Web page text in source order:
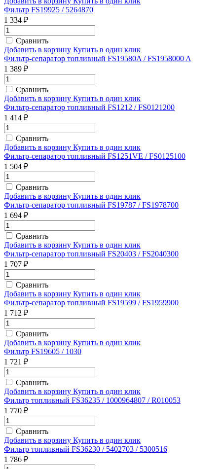
Фильтр FS19925 / 5264870
1 334 ₽
Сравнить
Добавить в корзину Купить в один клик
Фильтр-сепаратор топливный FS19580A / FS1958000 A
1 389 ₽
Сравнить
Добавить в корзину Купить в один клик
Фильтр-сепаратор топливный FS1212 / FS0121200
1 414 ₽
Сравнить
Добавить в корзину Купить в один клик
Фильтр-сепаратор топливный FS1251VE / FS0125100
1 504 ₽
Сравнить
Добавить в корзину Купить в один клик
Фильтр-сепаратор топливный FS19787 / FS1978700
1 694 ₽
Сравнить
Добавить в корзину Купить в один клик
Фильтр-сепаратор топливный FS20403 / FS2040300
1 707 ₽
Сравнить
Добавить в корзину Купить в один клик
Фильтр-сепаратор топливный FS19599 / FS1959900
1 712 ₽
Сравнить
Добавить в корзину Купить в один клик
Фильтр FS19605 / 1030
1 721 ₽
Сравнить
Добавить в корзину Купить в один клик
Фильтр топливный FS36235 / 1000964807 / R010053
1 770 ₽
Сравнить
Добавить в корзину Купить в один клик
Фильтр топливный FS36230 / 5402703 / 5300516
1 786 ₽